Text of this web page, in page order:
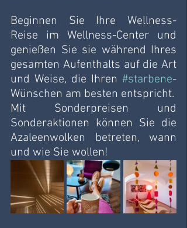
Beginnen Sie Ihre Wellness-
Reise im Wellness-Center und
genießen Sie sie während Ihres
gesamten Aufenthalts auf die Art
und Weise, die Ihren #starbene-
Mit Sonderpreisen und
Sonderaktionen können Sie die
Azaleenwolken betreten, wann
und wie Sie wollen!